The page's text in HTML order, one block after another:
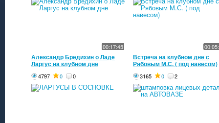
00:17:45
Александр Бредихин о Ладе
Ларгус на клубном дне
4797 0 0
Встреча на клубном дне с
Рябовым М.С. ( под навесом)
3165 0 2